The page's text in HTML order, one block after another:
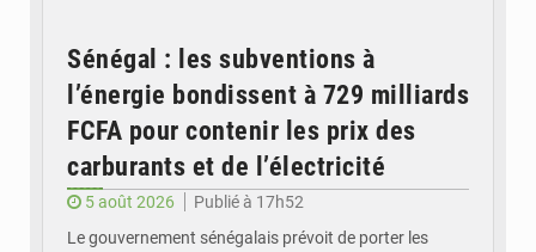
Sénégal : les subventions à
l’énergie bondissent à 729 milliards
FCFA pour contenir les prix des
carburants et de l’électricité
5 août 2026
Publié à 17h52
Le gouvernement sénégalais prévoit de porter les